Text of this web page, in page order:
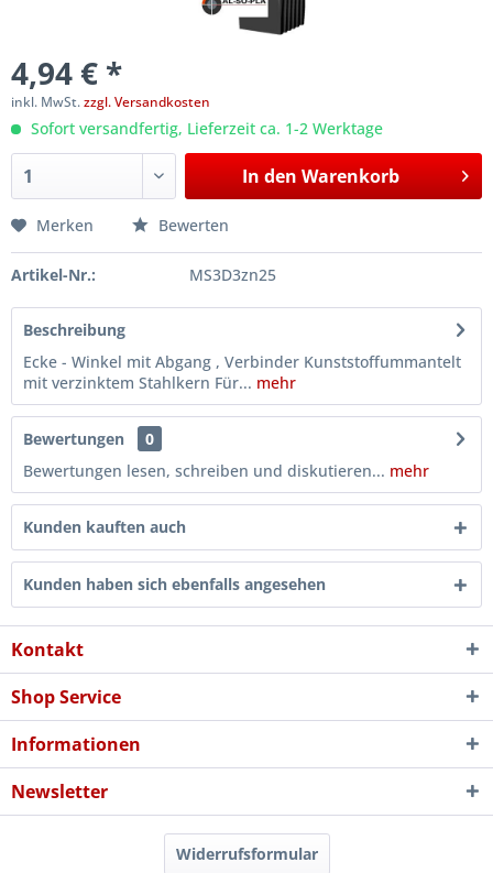
4,94 € *
inkl. MwSt.zzgl. Versandkosten
Sofort versandfertig, Lieferzeit ca. 1-2 Werktage
In den Warenkorb
Merken Bewerten
Artikel-Nr.: MS3D3zn25
Beschreibung
Ecke - Winkel mit Abgang , Verbinder Kunststoffummantelt
mit verzinktem Stahlkern Für... mehr
Bewertungen
0
Bewertungen lesen, schreiben und diskutieren... mehr
Kunden kauften auch
Kunden haben sich ebenfalls angesehen
Kontakt
Shop Service
Informationen
Newsletter
Widerrufsformular